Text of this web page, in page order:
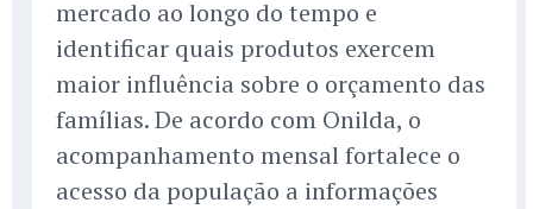
mercado ao longo do tempo e
identificar quais produtos exercem
maior influência sobre o orçamento das
famílias. De acordo com Onilda, o
acompanhamento mensal fortalece o
acesso da população a informações